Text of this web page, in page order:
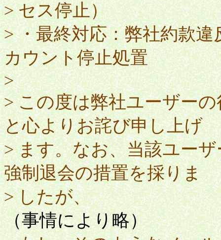
> セス停止）
> ・最終対応：弊社約款
カウント停止処置
>
> この度は弊社ユーザー
と心よりお詫び申し上げ
> ます。なお、当該ユー
強制退会の措置を採りま
> したが、
（事情により略）